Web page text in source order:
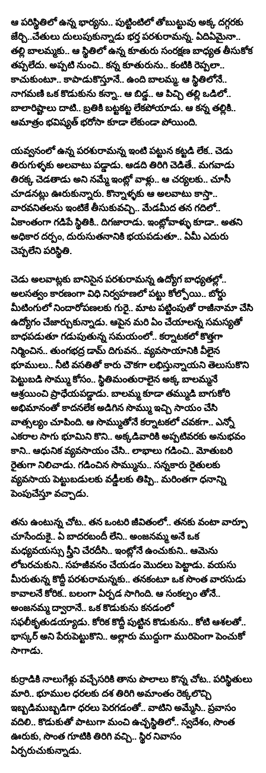
ఆ పరిస్థితిలో ఉన్న భార్యను.. పుట్టింటిలో తోబుట్టువు అక్క దగ్గరకు
జేర్చి..చేతులు దులుపుకున్నాడు భర్త పరశురామన్న. ఏదిఏమైనా..
తల్లి బాలమ్మకు.. ఆ స్థితిలో ఉన్న కూతురు సంరక్షణ బాధ్యత తీసుకోక
తప్పలేదు. అప్పటి నుంచి.. కన్న కూతురును.. కంటికి రెప్పలా..
కాచుకుంటూ.. కాపాడుకొస్తూనే.. ఉంది బాలమ్మ. ఆ స్థితిలోనే..
నాగమణి ఒక కొడుకును కన్నా.. ఆ బిడ్డ.. ఆ పిచ్చి తల్లి ఒడిలో..
బాలారిష్టాలు దాటి.. బ్రతికి బట్టకట్ట లేకపోయాడు. ఆ కన్న తల్లికి..
ఆమాత్రం భవిష్యత్ భరోసా కూడా లేకుండా పోయింది.
యవ్వనంలో ఉన్న పరశురామన్న ఇంటి పట్టున కట్టడి లేక.. చెడు
తిరుగుళ్ళకు అలవాటు పడ్డాడు. ఆడది తిరిగి చెడితే.. మగవాడు
తిరక్క చెడతాడు అని నమ్మే ఇంట్లో వాళ్లు.. ఆ చర్యలకు.. చూసీ
చూడనట్లు ఊరుకున్నారు. కొన్నాళ్ళకు ఆ అలవాటు కాస్తా..
వారవనితలను ఇంటికే తీసుకువచ్చి.. మేడమీద తన గదిలో..
ఏకాంతంగా గడిపే స్థితికి.. దిగజారాడు. ఇంట్లోవాళ్ళు కూడా.. అతని
అధికార దర్పం, దురుసుతనానికి భయపడుతూ.. ఏమీ ఎదురు
చెప్పలేని పరిస్థితి.
చెడు అలవాట్లకు బానిసైన పరశురామన్న ఉద్యోగ బాధ్యతల్లో..
అలసత్వం కారణంగా విధి నిర్వహణలో పట్టు కోల్పోయి.. బోర్డు
మీటింగులో నిందారోపణలకు గురై.. మాట పట్టింపుతో రాజీనామా చేసి
ఉద్యోగం చేజార్చుకున్నాడు. ఆపైన మరి ఏం చేయాలన్న సమస్యతో
బాధపడుతూ గడుపుతున్న సమయంలో.. కర్నాటకలో కొత్తగా
నిర్మించిన.. తుంగభద్ర డామ్ దిగువన.. వ్యవసాయానికి వీలైన
భూములు.. నీటి వసతితో కారు చౌకగా లభిస్తున్నాయని తెలుసుకొని
పెట్టుబడి సొమ్ము కోసం.. స్థితిమంతురాలైన అక్క బాలమ్మనే
ఆశ్రయించి ప్రాధేయపడ్డాడు. బాలమ్మ కూడా తమ్ముడి బాగుకోరి
అభిమానంతో కాదనలేక అడిగిన సొమ్ము ఇచ్చి సాయం చేసి
వాత్సల్యం చూపింది. ఆ సొమ్ముతోనే కర్నాటకలో చవకగా.. ఎన్నో
ఎకరాల సాగు భూమిని కొని.. అక్కడివారికి అప్పటివరకు అనుభవం
కాని.. ఆధునిక వ్యవసాయం చేసి.. లాభాలు గడించి.. మోతుబరి
రైతుగా నిలిచాడు. గడించిన సొమ్మును.. సన్నకారు రైతులకు
వ్యవసాయ పెట్టుబడులకు వడ్డీలకు తిప్పి.. మరింతగా ధనాన్ని
పెంపుచేస్తూ వచ్చాడు.
తను ఉంటున్న చోట.. తన ఒంటరి జీవితంలో.. తనకు వంటా వార్పూ
చూసేందుకై.. ఏ బాదరబందీ లేని.. అంజనమ్మ అనే ఒక
మధ్యవయస్సు స్త్రీని చేరదీసి.. ఇంట్లోనే ఉంచుకుని.. ఆమెను
లోబరచుకుని.. సహజీవనం చేయడం మొదలు పెట్టాడు. వయసు
మీరుతున్న కొద్దీ పరశురామన్నకు.. తనకంటూ ఒక సొంత వారసుడు
కావాలనే కోరిక.. బలంగా ఏర్పడ సాగింది. ఆ సంకల్పం తోనే..
అంజనమ్మ ద్వారానే.. ఒక కొడుకును కనడంలో
సఫలీకృతుడయ్యాడు. కోరిక కొద్దీ పుట్టిన కొడుకును.. కోటి ఆశలతో..
భాస్కర్ అని పేరుపెట్టుకొని.. అల్లారు ముద్దుగా మురిపెంగా పెంచుకో
సాగాడు.
కుర్రాడికి నాలుగేళ్లు వచ్చేసరికి తాను పొలాలు కొన్న చోట.. పరిస్థితులు
మారి.. భూముల ధరలకు దశ తిరిగి అమాంతం రెక్కలొచ్చి
ఇబ్బడిముబ్బడిగా ధరలు పెరగడంతో.. వాటిని అమ్మేసి.. ప్రవాసం
వదిలి.. కొడుకుతో పాటుగా మంచి ఉచ్ఛస్థితిలో.. స్వదేశం, సొంత
ఊరుకు, సొంత గూటికి తిరిగి వచ్చి.. స్థిర నివాసం
ఏర్పరుచుకున్నాడు.